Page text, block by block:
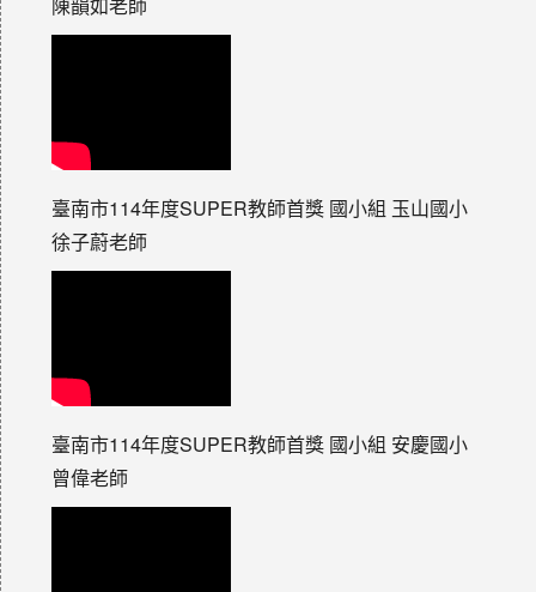
臺南市114年度SUPER教師首獎 國小組 玉山國小
徐子蔚老師
臺南市114年度SUPER教師首獎 國小組 安慶國小
曾偉老師